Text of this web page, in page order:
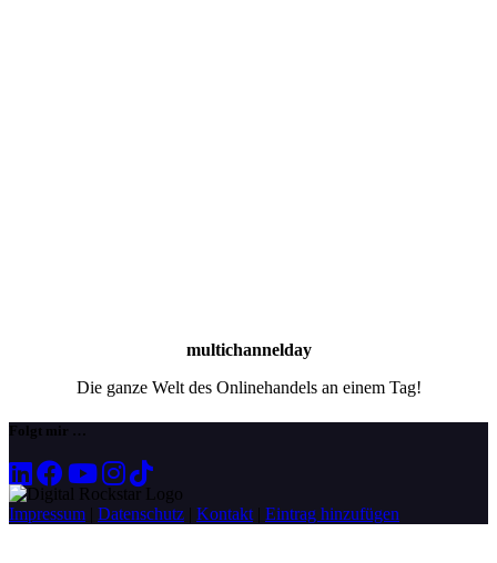
multichannelday
Die ganze Welt des Onlinehandels an einem Tag!
Folgt mir …
Impressum | Datenschutz | Kontakt | Eintrag hinzufügen